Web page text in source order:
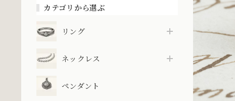
カテゴリから選ぶ
リング
ネックレス
ペンダント